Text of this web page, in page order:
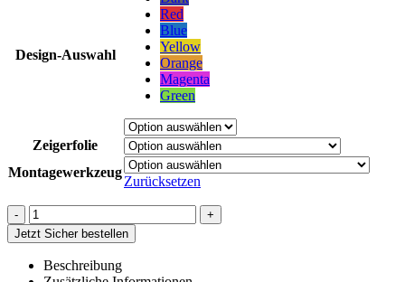
Design-Auswahl
Red
Blue
Yellow
Orange
Magenta
Green
Zeigerfolie
Montagewerkzeug
Zurücksetzen
-
+
Jetzt Sicher bestellen
Beschreibung